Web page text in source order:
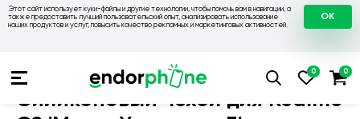
Этот сайт использует куки-файлы и другие технологии, чтобы помочь вам в навигации, а
также предоставить лучший пользовательский опыт, анализировать использование
наших продуктов и услуг, повысить качество рекламных и маркетинговых активностей.
OK
Чехлы на Realme Чехол для Realme
Силиконовый чехол для Realme